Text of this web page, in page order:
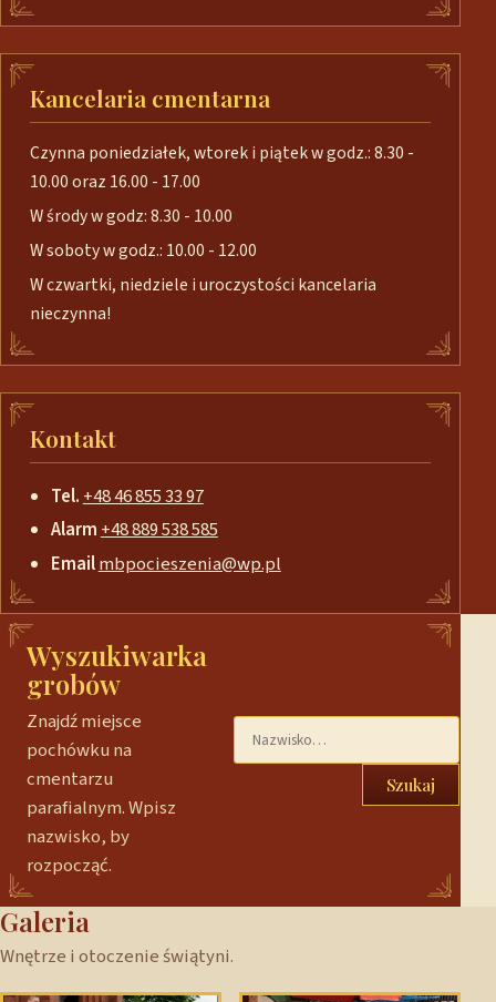
Kancelaria cmentarna
Czynna poniedziałek, wtorek i piątek w godz.: 8.30 -
10.00 oraz 16.00 - 17.00
W środy w godz: 8.30 - 10.00
W soboty w godz.: 10.00 - 12.00
W czwartki, niedziele i uroczystości kancelaria
nieczynna!
Kontakt
Tel. +48 46 855 33 97
Alarm+48 889 538 585
Emailmbpocieszenia@wp.pl
Wyszukiwarka
grobów
Znajdź miejsce
pochówku na
cmentarzu
parafialnym. Wpisz
nazwisko, by
rozpocząć.
Szukaj
Galeria
Wnętrze i otoczenie świątyni.